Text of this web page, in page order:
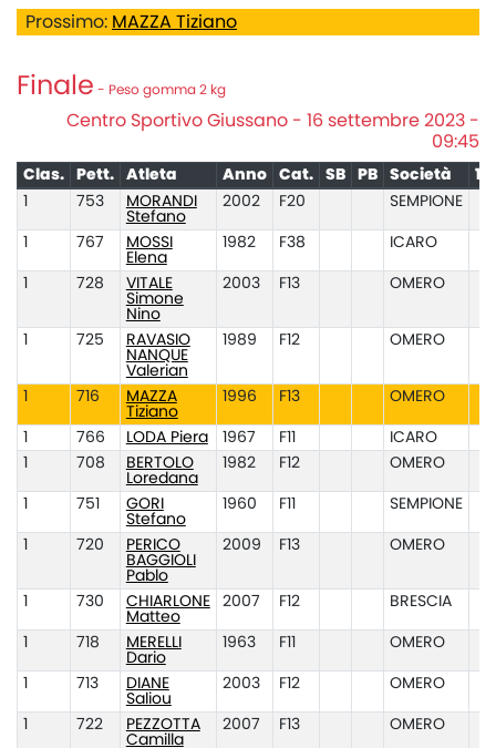
Prossimo: MAZZA Tiziano
Finale - Peso gomma 2 kg
Centro Sportivo Giussano - 16 settembre 2023 -
09:45
Clas. Pett. Atleta Anno Cat. SB PB Società
1°
753
MORANDI
Stefano
2002 F20 SEMPIONE
767
MOSSI
Elena
1982 F38 ICARO
728
VITALE
Simone
Nino
2003 F13 OMERO
725
RAVASIO
NANQUE
Valerian
1989 F12 OMERO
716
MAZZA
Tiziano
1996 F13 OMERO
766 LODA Piera 1967 F11
ICARO
708
BERTOLO
Loredana
1982 F12 OMERO
751
GORI
Stefano
1960 F11 SEMPIONE
720
PERICO
BAGGIOLI
Pablo
2009 F13 OMERO
730
CHIARLONE
Matteo
2007 F12 BRESCIA
718
MERELLI
Dario
1963 F11 OMERO
713
DIANE
Saliou
2003 F12 OMERO
722
PEZZOTTA
Camilla
2007 F13 OMERO